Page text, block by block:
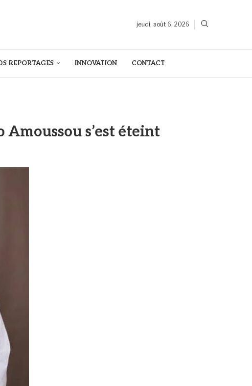
jeudi, août 6, 2026
REPORTAGES INNOVATION CONTACT
s’est éteint